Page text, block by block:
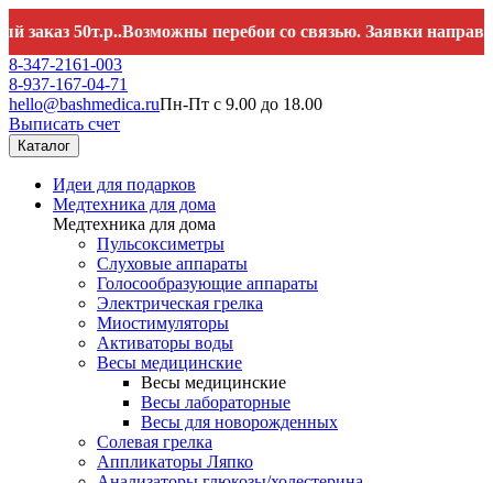
50т.р..Возможны перебои со связью. Заявки
8-347-2161-003
8-937-167-04-71
hello@bashmedica.ruПн-Пт с 9.00 до 18.00
Выписать счет
Каталог
Идеи для подарков
Медтехника для дома
Медтехника для дома
Пульсоксиметры
Слуховые аппараты
Голосообразующие аппараты
Электрическая грелка
Миостимуляторы
Активаторы воды
Весы медицинские
Весы медицинские
Весы лабораторные
Весы для новорожденных
Солевая грелка
Аппликаторы Ляпко